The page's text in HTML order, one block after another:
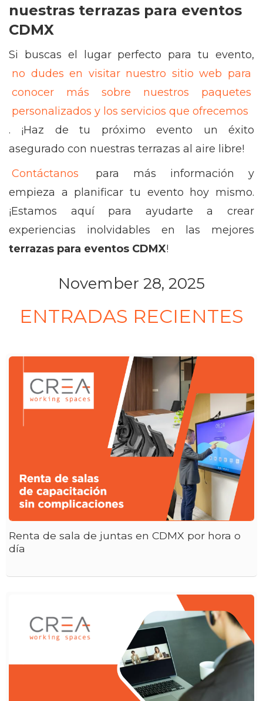
nuestras terrazas para eventos
CDMX
Si buscas el lugar perfecto para tu evento,
no dudes en visitar nuestro sitio web para
conocer más sobre nuestros paquetes
personalizados y los servicios que ofrecemos
. ¡Haz de tu próximo evento un éxito
asegurado con nuestras terrazas al aire libre!
Contáctanos
para más información y
empieza a planificar tu evento hoy mismo.
¡Estamos aquí para ayudarte a crear
experiencias inolvidables en las mejores
terrazas para eventos CDMX!
November 28, 2025
ENTRADAS RECIENTES
Renta de sala de juntas en CDMX por hora o
día